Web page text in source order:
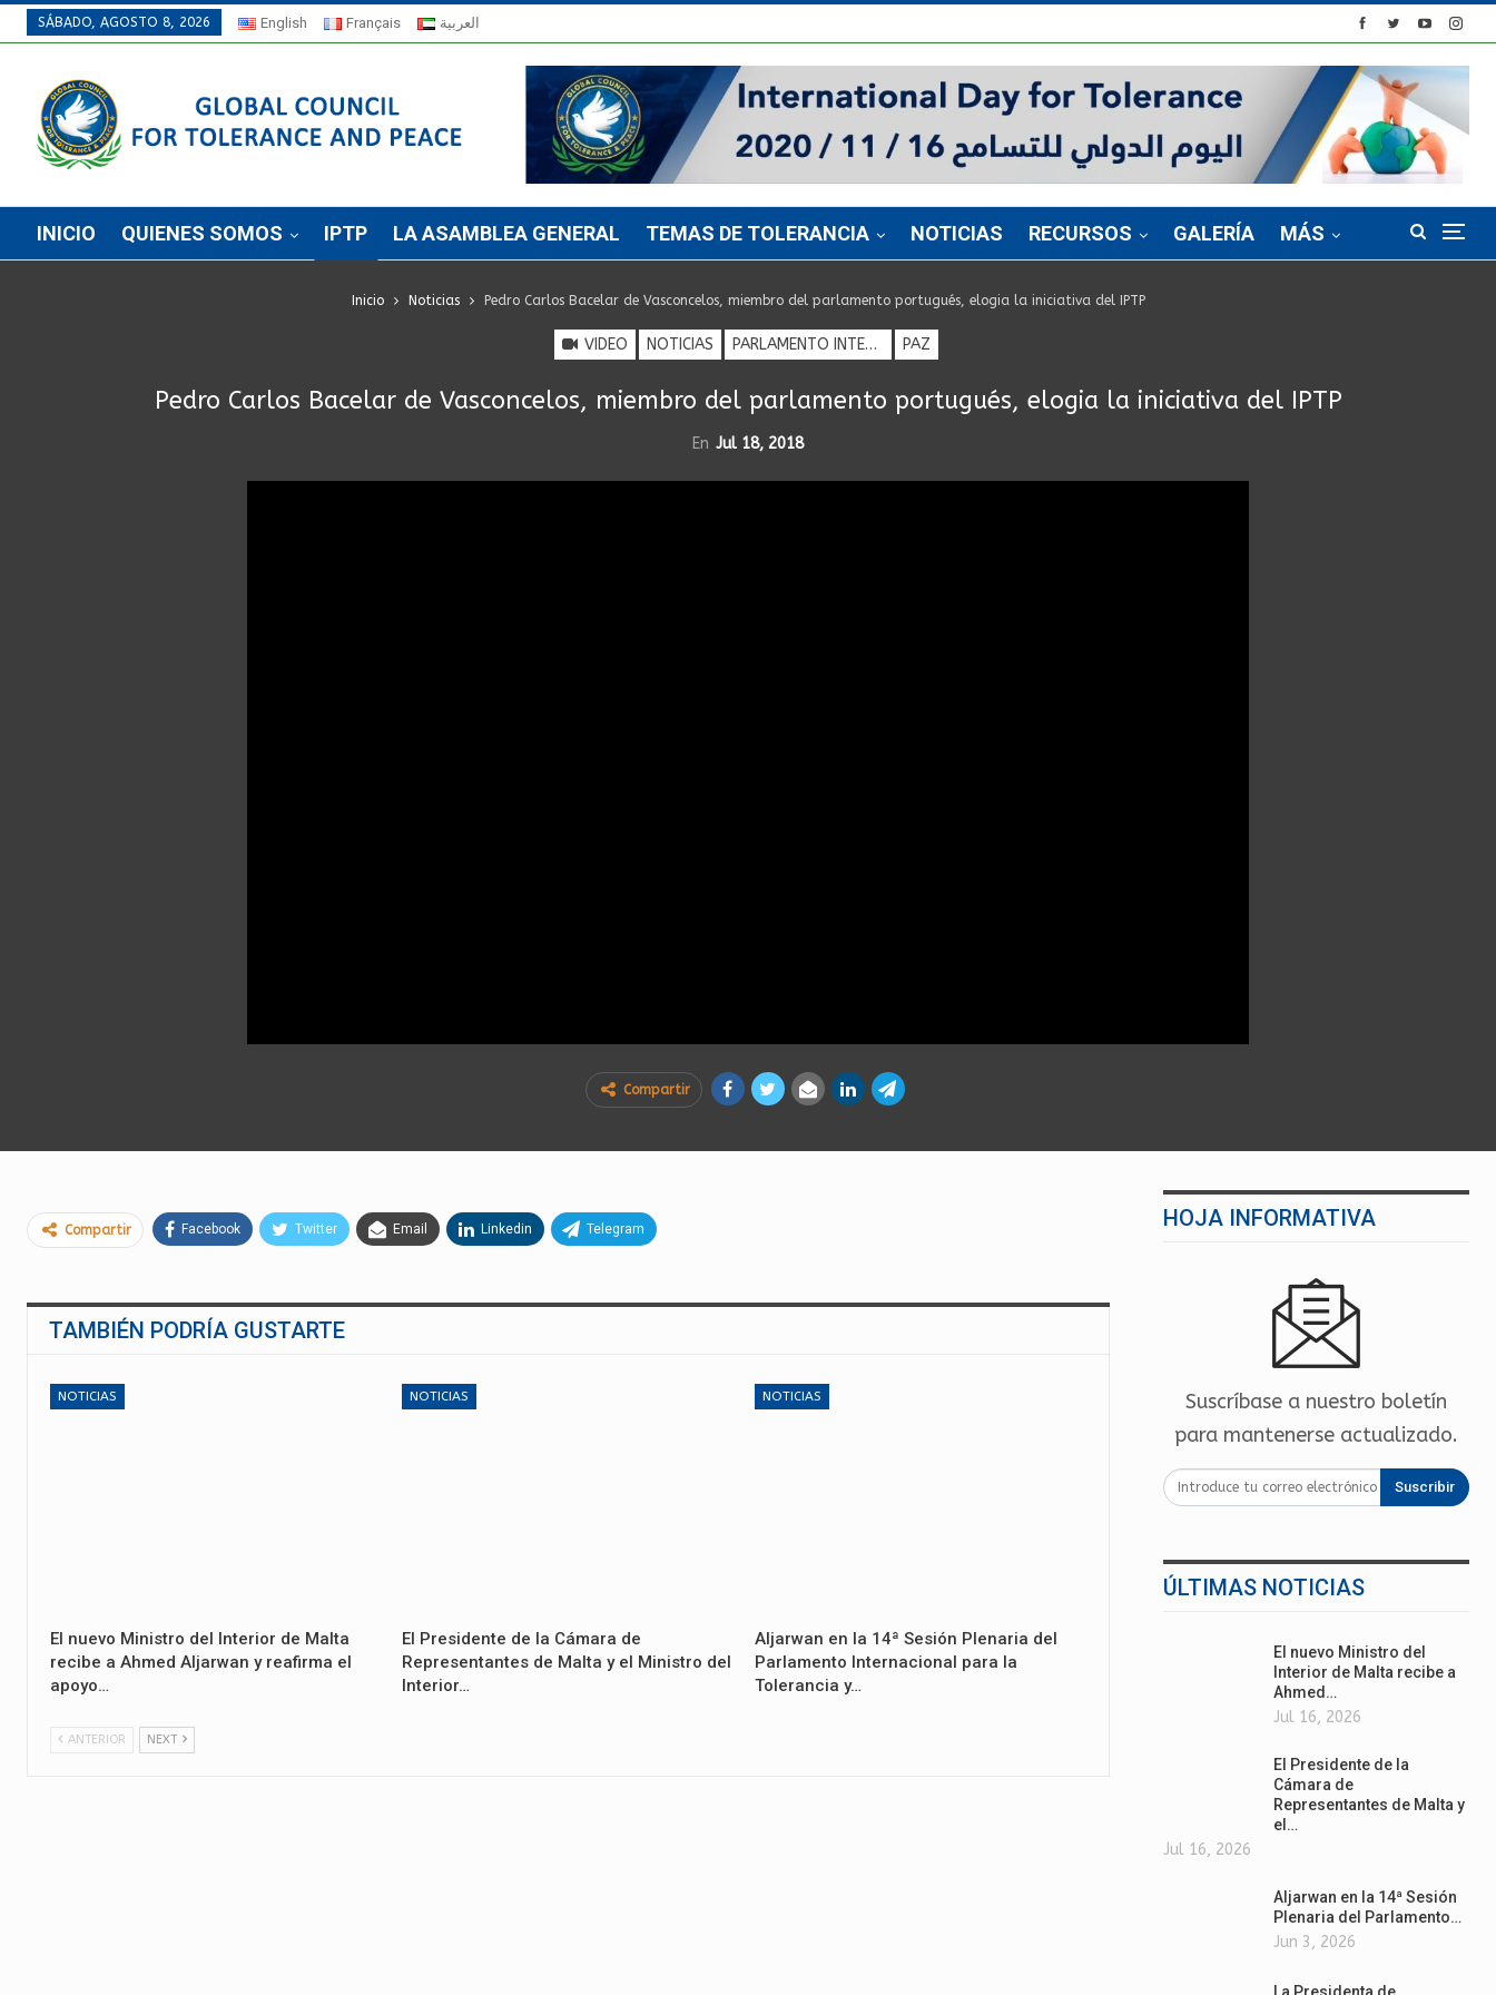
SÁBADO, AGOSTO 8, 2026 English Français العربية
INICIO QUIENES SOMOS IPTP LA ASAMBLEA GENERAL TEMAS DE TOLERANCIA NOTICIAS RECURSOS GALERÍA MÁS
Inicio Noticias Pedro Carlos Bacelar de Vasconcelos, miembro del parlamento portugués, elogia la iniciativa del IPTP
VIDEO NOTICIAS PARLAMENTO INTERNACIONAL PARA LA TOLERANCIA Y LA PAZ PAZ
Pedro Carlos Bacelar de Vasconcelos, miembro del parlamento portugués, elogia la iniciativa del IPTP
En Jul 18, 2018
Compartir
Compartir Facebook Twitter Email Linkedin Telegram
TAMBIÉN PODRÍA GUSTARTE
NOTICIAS
El nuevo Ministro del Interior de Malta
recibe a Ahmed Aljarwan y reafirma el
apoyo…
NOTICIAS
El Presidente de la Cámara de
Representantes de Malta y el Ministro del
Interior…
NOTICIAS
Aljarwan en la 14ª Sesión Plenaria del
Parlamento Internacional para la
Tolerancia y…
ANTERIOR NEXT
HOJA INFORMATIVA
Suscríbase a nuestro boletín
para mantenerse actualizado.
Suscribir
ÚLTIMAS NOTICIAS
El nuevo Ministro del
Interior de Malta recibe a
Ahmed…
Jul 16, 2026
El Presidente de la
Cámara de
Representantes de Malta y
el…
Jul 16, 2026
Aljarwan en la 14ª Sesión
Plenaria del Parlamento…
Jun 3, 2026